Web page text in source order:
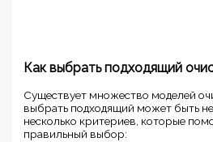
Как выбрать подходящий
Существует множество моделей
выбрать подходящий может быть
несколько критериев, которые
правильный выбор: